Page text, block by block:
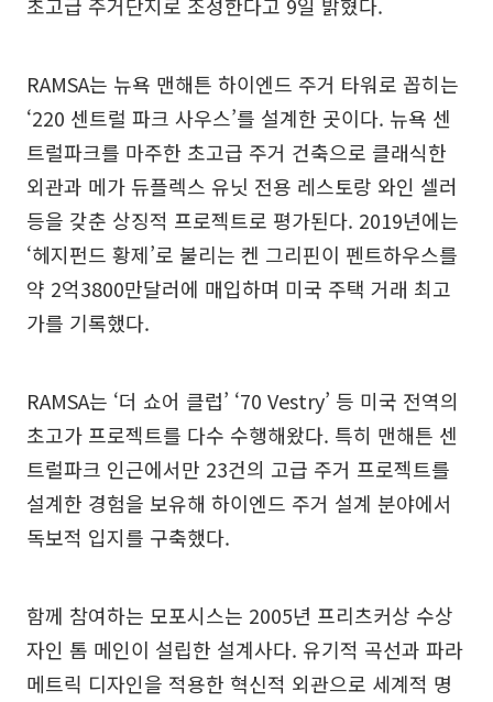
RAMSA는 뉴욕 맨해튼 하이엔드 주거 타워로 꼽히는
‘220 센트럴 파크 사우스’를 설계한 곳이다. 뉴욕 센
트럴파크를 마주한 초고급 주거 건축으로 클래식한
외관과 메가 듀플렉스 유닛 전용 레스토랑 와인 셀러
등을 갖춘 상징적 프로젝트로 평가된다. 2019년에는
‘헤지펀드 황제’로 불리는 켄 그리핀이 펜트하우스를
약 2억3800만달러에 매입하며 미국 주택 거래 최고
가를 기록했다.
RAMSA는 ‘더 쇼어 클럽’ ‘70 Vestry’ 등 미국 전역의
초고가 프로젝트를 다수 수행해왔다. 특히 맨해튼 센
트럴파크 인근에서만 23건의 고급 주거 프로젝트를
설계한 경험을 보유해 하이엔드 주거 설계 분야에서
독보적 입지를 구축했다.
함께 참여하는 모포시스는 2005년 프리츠커상 수상
자인 톰 메인이 설립한 설계사다. 유기적 곡선과 파라
메트릭 디자인을 적용한 혁신적 외관으로 세계적 명